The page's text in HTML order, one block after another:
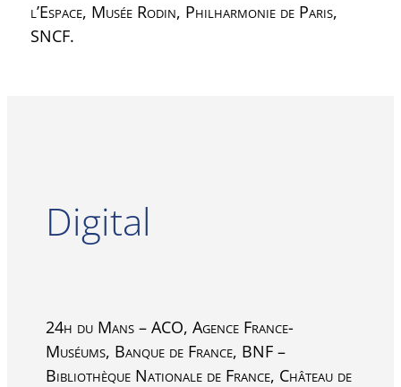
l’Espace, Musée Rodin, Philharmonie de Paris,
SNCF.
Digital
24h du Mans – ACO, Agence France-
Muséums, Banque de France, BNF –
Bibliothèque Nationale de France, Château de